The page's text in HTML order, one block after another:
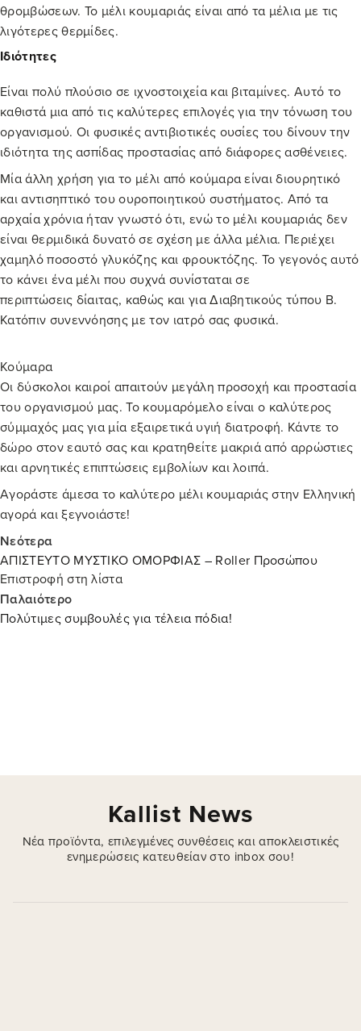
θρομβώσεων. Το μέλι κουμαριάς είναι από τα μέλια με τις
λιγότερες θερμίδες.
Ιδιότητες
Είναι πολύ πλούσιο σε ιχνοστοιχεία και βιταμίνες. Αυτό το
καθιστά μια από τις καλύτερες επιλογές για την τόνωση του
οργανισμού. Οι φυσικές αντιβιοτικές ουσίες του δίνουν την
ιδιότητα της ασπίδας προστασίας από διάφορες ασθένειες.
Μία άλλη χρήση για το μέλι από κούμαρα είναι διουρητικό
και αντισηπτικό του ουροποιητικού συστήματος. Από τα
αρχαία χρόνια ήταν γνωστό ότι, ενώ το μέλι κουμαριάς δεν
είναι θερμιδικά δυνατό σε σχέση με άλλα μέλια. Περιέχει
χαμηλό ποσοστό γλυκόζης και φρουκτόζης. Το γεγονός αυτό
το κάνει ένα μέλι που συχνά συνίσταται σε
περιπτώσεις δίαιτας, καθώς και για Διαβητικούς τύπου Β.
Κατόπιν συνεννόησης με τον ιατρό σας φυσικά.
Κούμαρα
Οι δύσκολοι καιροί απαιτούν μεγάλη προσοχή και προστασία
του οργανισμού μας. Το κουμαρόμελο είναι ο καλύτερος
σύμμαχός μας για μία εξαιρετικά υγιή διατροφή. Κάντε το
δώρο στον εαυτό σας και κρατηθείτε μακριά από αρρώστιες
και αρνητικές επιπτώσεις εμβολίων και λοιπά.
Αγοράστε άμεσα το καλύτερο μέλι κουμαριάς στην Ελληνική
αγορά και ξεγνοιάστε!
Νεότερα
ΑΠΙΣΤΕΥΤΟ ΜΥΣΤΙΚΟ ΟΜΟΡΦΙΑΣ – Roller Προσώπου
Επιστροφή στη λίστα
Παλαιότερο
Πολύτιμες συμβουλές για τέλεια πόδια!
Kallist News
Νέα προϊόντα, επιλεγμένες συνθέσεις και αποκλειστικές
ενημερώσεις κατευθείαν στο inbox σου!